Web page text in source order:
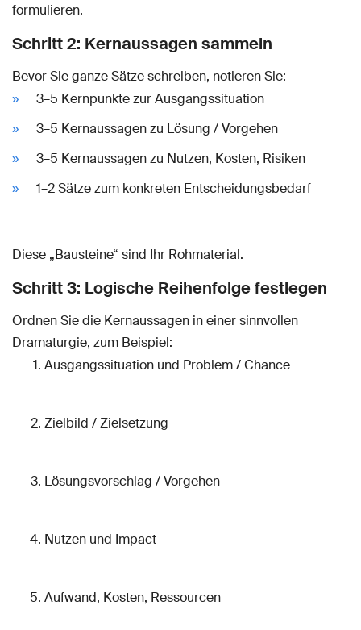
formulieren.
Schritt 2: Kernaussagen sammeln
Bevor Sie ganze Sätze schreiben, notieren Sie:
3–5 Kernpunkte zur Ausgangssituation
3–5 Kernaussagen zu Lösung / Vorgehen
3–5 Kernaussagen zu Nutzen, Kosten, Risiken
1–2 Sätze zum konkreten Entscheidungsbedarf
Diese „Bausteine“ sind Ihr Rohmaterial.
Schritt 3: Logische Reihenfolge festlegen
Ordnen Sie die Kernaussagen in einer sinnvollen
Dramaturgie, zum Beispiel:
Ausgangssituation und Problem / Chance
Zielbild / Zielsetzung
Lösungsvorschlag / Vorgehen
Nutzen und Impact
Aufwand, Kosten, Ressourcen